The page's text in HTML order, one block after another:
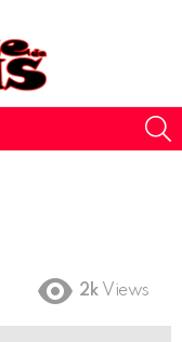
2k Views